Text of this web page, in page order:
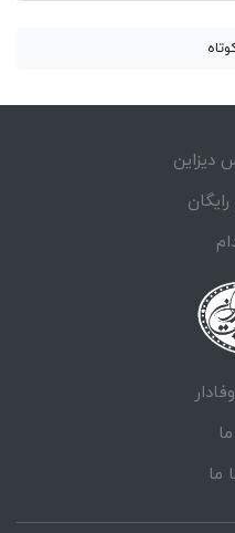
دیزاین
ما